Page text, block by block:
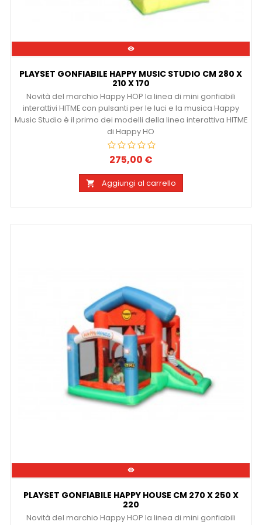

PLAYSET GONFIABILE HAPPY MUSIC STUDIO CM 280 X
210 X 170
Novità del marchio Happy HOP la linea di mini gonfiabili
interattivi HITME con pulsanti per le luci e la musica Happy
Music Studio è il primo dei modelli della linea interattiva HITME
di Happy HO
Prezzo
275,00 €
 Aggiungi al carrello

PLAYSET GONFIABILE HAPPY HOUSE CM 270 X 250 X
220
Novità del marchio Happy HOP la linea di mini gonfiabili